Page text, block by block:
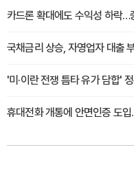
카드론 확대에도 수익성 하락…
국채금리 상승, 자영업자 대출
'미·이란 전쟁 틈타 유가 담합'
휴대전화 개통에 안면인증 도